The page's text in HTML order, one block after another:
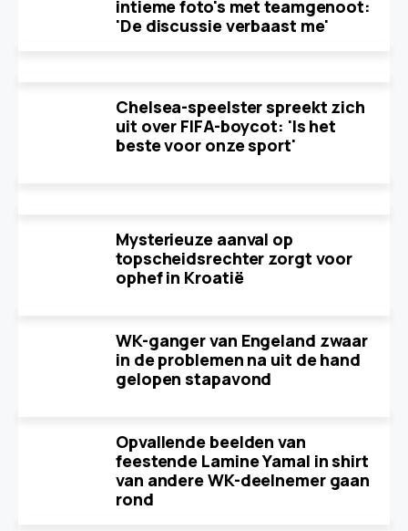
intieme foto's met teamgenoot:
'De discussie verbaast me'
Chelsea-speelster spreekt zich
uit over FIFA-boycot: 'Is het
beste voor onze sport'
Mysterieuze aanval op
topscheidsrechter zorgt voor
ophef in Kroatië
WK-ganger van Engeland zwaar
in de problemen na uit de hand
gelopen stapavond
Opvallende beelden van
feestende Lamine Yamal in shirt
van andere WK-deelnemer gaan
rond